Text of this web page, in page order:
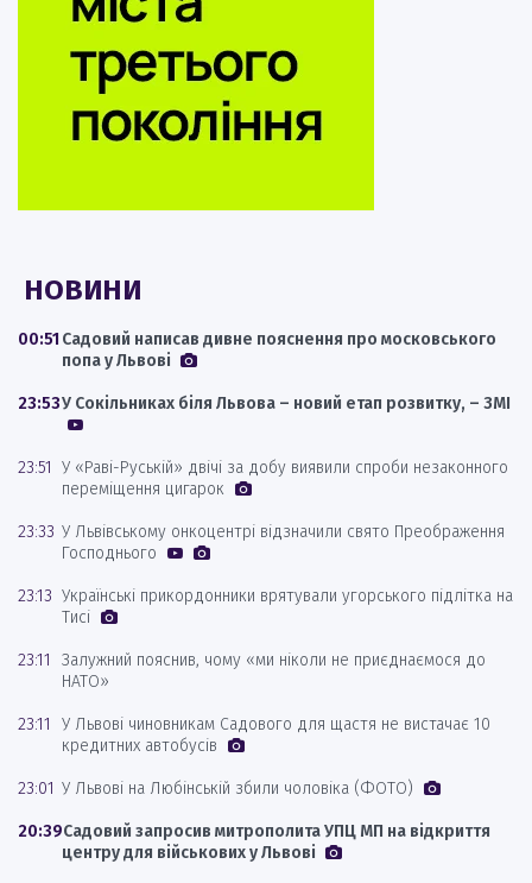
НОВИНИ
00:51 Садовий написав дивне пояснення про московського
попа у Львові
23:53У Сокільниках біля Львова – новий етап розвитку, – ЗМІ
23:51 У «Раві-Руській» двічі за добу виявили спроби незаконного
переміщення цигарок
23:33 У Львівському онкоцентрі відзначили свято Преображення
Господнього
23:13 Українські прикордонники врятували угорського підлітка на
Тисі
23:11
Залужний пояснив, чому «ми ніколи не приєднаємося до
НАТО»
23:11
У Львові чиновникам Садового для щастя не вистачає 10
кредитних автобусів
23:01 У Львові на Любінській збили чоловіка (ФОТО)
20:39Садовий запросив митрополита УПЦ МП на відкриття
центру для військових у Львові